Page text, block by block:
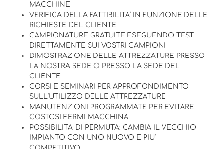
MACCHINE
VERIFICA DELLA FATTIBILITA’ IN FUNZIONE DELLE
RICHIESTE DEL CLIENTE
CAMPIONATURE GRATUITE ESEGUENDO TEST
DIRETTAMENTE SUI VOSTRI CAMPIONI
DIMOSTRAZIONE DELLE ATTREZZATURE PRESSO
LA NOSTRA SEDE O PRESSO LA SEDE DEL
CLIENTE
CORSI E SEMINARI PER APPROFONDIMENTO
SULL’UTILIZZO DELLE ATTREZZATURE
MANUTENZIONI PROGRAMMATE PER EVITARE
COSTOSI FERMI MACCHINA
POSSIBILITA’ DI PERMUTA: CAMBIA IL VECCHIO
IMPIANTO CON UNO NUOVO E PIU’